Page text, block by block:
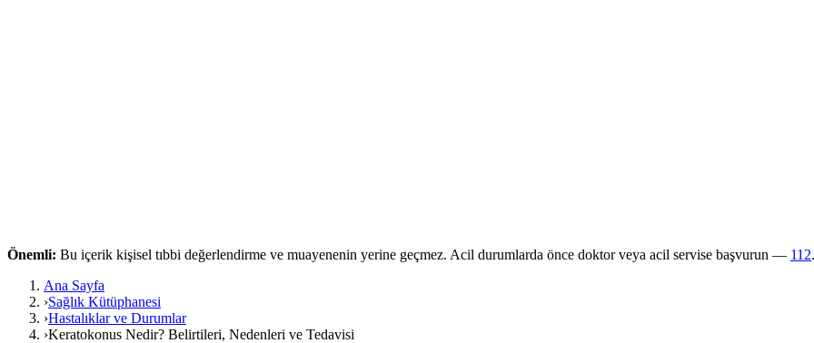
Önemli: Bu içerik kişisel tıbbi değerlendirme ve muayenenin yerine geçmez. Acil durumlarda önce doktor veya acil servise başvurun — 112.
Ana Sayfa
›Sağlık Kütüphanesi
›Hastalıklar ve Durumlar
›Keratokonus Nedir? Belirtileri, Nedenleri ve Tedavisi